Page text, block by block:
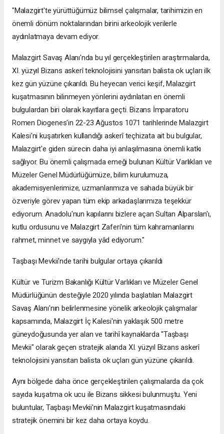
"Malazgirt'te yürüttüğümüz bilimsel çalışmalar, tarihimizin en
önemli dönüm noktalarından birini arkeolojik verilerle
aydınlatmaya devam ediyor.
Malazgirt Savaş Alanı'nda bu yıl gerçekleştirilen araştırmalarda,
XI. yüzyıl Bizans askerî teknolojisini yansıtan balista ok uçları ilk
kez gün yüzüne çıkarıldı. Bu heyecan verici keşif, Malazgirt
kuşatmasının bilinmeyen yönlerini aydınlatan en önemli
bulgulardan biri olarak kayıtlara geçti. Bizans İmparatoru
Romen Diogenes'in 22-23 Ağustos 1071 tarihlerinde Malazgirt
Kalesi'ni kuşatırken kullandığı askerî teçhizata ait bu bulgular,
Malazgirt'e giden sürecin daha iyi anlaşılmasına önemli katkı
sağlıyor. Bu önemli çalışmada emeği bulunan Kültür Varlıkları ve
Müzeler Genel Müdürlüğümüze, bilim kurulumuza,
akademisyenlerimize, uzmanlarımıza ve sahada büyük bir
özveriyle görev yapan tüm ekip arkadaşlarımıza teşekkür
ediyorum. Anadolu'nun kapılarını bizlere açan Sultan Alparslan'ı,
kutlu ordusunu ve Malazgirt Zaferi'nin tüm kahramanlarını
rahmet, minnet ve saygıyla yâd ediyorum."
Taşbaşı Mevkii'nde tarihi bulgular ortaya çıkarıldı
Kültür ve Turizm Bakanlığı Kültür Varlıkları ve Müzeler Genel
Müdürlüğünün desteğiyle 2020 yılında başlatılan Malazgirt
Savaş Alanı'nın belirlenmesine yönelik arkeolojik çalışmalar
kapsamında, Malazgirt İç Kalesi'nin yaklaşık 500 metre
güneydoğusunda yer alan ve tarihî kaynaklarda "Taşbaşı
Mevkii" olarak geçen stratejik alanda XI. yüzyıl Bizans askerî
teknolojisini yansıtan balista ok uçları gün yüzüne çıkarıldı.
Aynı bölgede daha önce gerçekleştirilen çalışmalarda da çok
sayıda kuşatma ok ucu ile Bizans sikkesi bulunmuştu. Yeni
buluntular, Taşbaşı Mevkii'nin Malazgirt kuşatmasındaki
stratejik önemini bir kez daha ortaya koydu.